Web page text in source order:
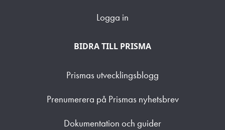
Logga in
BIDRA TILL PRISMA
Prismas utvecklingsblogg
Prenumerera på Prismas nyhetsbrev
Dokumentation och guider